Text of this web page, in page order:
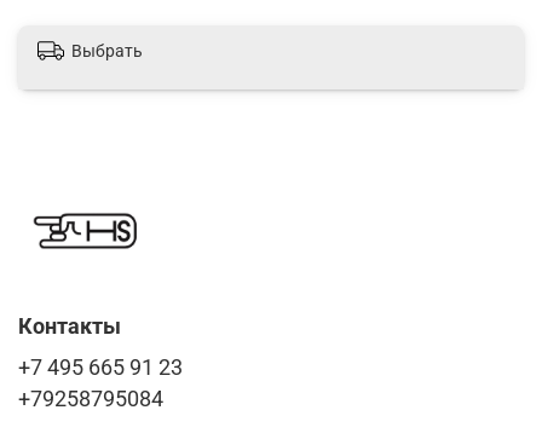
Выбрать
Контакты
+7 495 665 91 23
+79258795084